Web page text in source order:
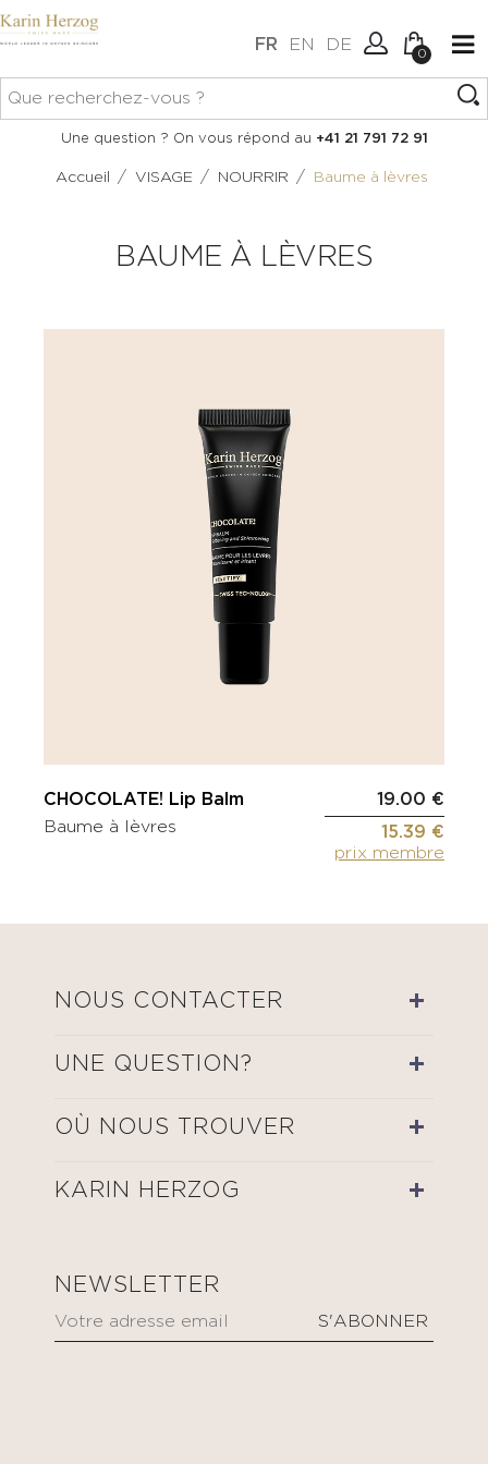
FR EN DE
Connexion
0
Aucun article dans votre
panier.
Une question ? On vous répond au +41 21 791 72 91
Accueil / VISAGE / NOURRIR / Baume à lèvres
BAUME À LÈVRES
CHOCOLATE! Lip Balm
Baume à lèvres
19.00 €
15.39 €
prix membre
NOUS CONTACTER
UNE QUESTION?
OÙ NOUS TROUVER
KARIN HERZOG
NEWSLETTER